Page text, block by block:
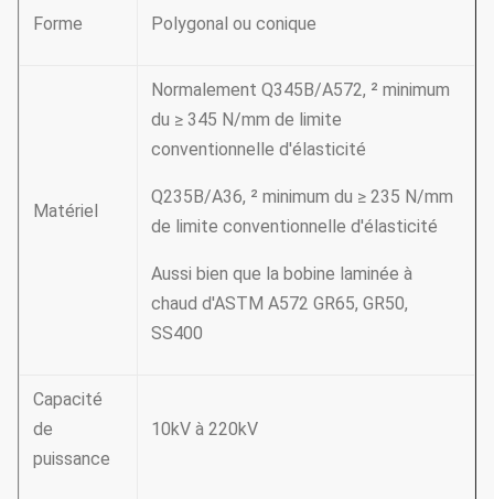
Forme Polygonal ou conique
Matériel
Normalement Q345B/A572, ² minimum
du ≥ 345 N/mm de limite
conventionnelle d'élasticité
Q235B/A36, ² minimum du ≥ 235 N/mm
de limite conventionnelle d'élasticité
Aussi bien que la bobine laminée à
chaud d'ASTM A572 GR65, GR50,
SS400
Capacité
de
puissance
10kV à 220kV